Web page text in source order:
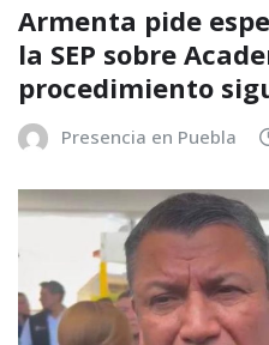
Armenta pide
la SEP sobre
procedimiento
Presencia en Puebla